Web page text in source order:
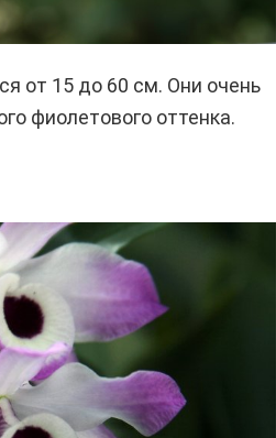
от 15 до 60 см. Они очень
фиолетового оттенка.